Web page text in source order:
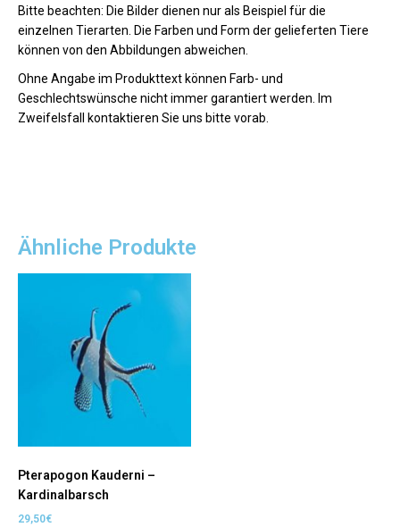
Bitte beachten: Die Bilder dienen nur als Beispiel für die
einzelnen Tierarten. Die Farben und Form der gelieferten Tiere
können von den Abbildungen abweichen.
Ohne Angabe im Produkttext können Farb- und
Geschlechtswünsche nicht immer garantiert werden. Im
Zweifelsfall kontaktieren Sie uns bitte vorab.
Ähnliche Produkte
Pterapogon Kauderni –
Kardinalbarsch
29,50€